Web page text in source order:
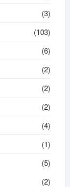
(3)
(103)
(6)
(2)
(2)
(2)
(4)
(1)
(5)
(2)